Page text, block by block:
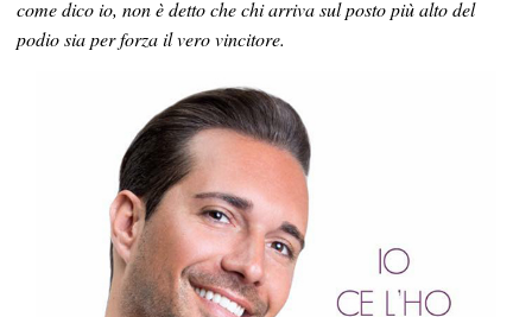
come dico io, non è detto che chi arriva sul posto più alto del
podio sia per forza il vero vincitore.